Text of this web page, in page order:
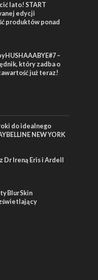
lato! START
edycji
produktów ponad
–
który zadba o
już teraz!
do idealnego
NEW YORK
Dr Ireną Eris i Ardell
Blur Skin